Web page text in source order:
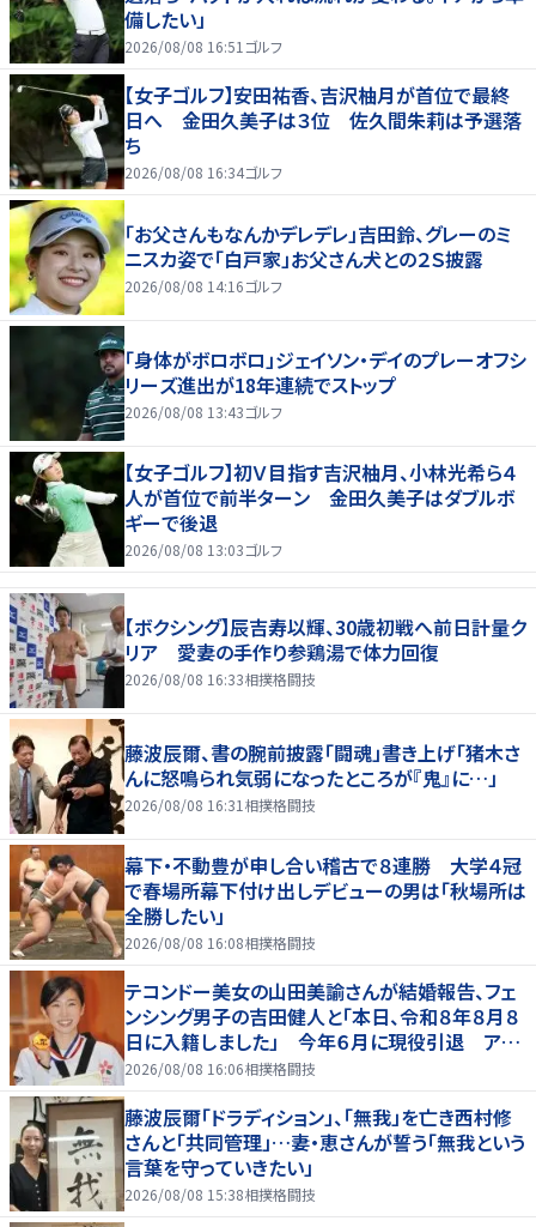
備したい」
2026/08/08 16:51 ゴルフ
【女子ゴルフ】安田祐香、吉沢柚月が首位で最終
日へ 金田久美子は３位 佐久間朱莉は予選落
ち
2026/08/08 16:34ゴルフ
「お父さんもなんかデレデレ」吉田鈴、グレーのミ
ニスカ姿で「白戸家」お父さん犬との２Ｓ披露
2026/08/08 14:16ゴルフ
「身体がボロボロ」ジェイソン・デイのプレーオフシ
リーズ進出が18年連続でストップ
2026/08/08 13:43ゴルフ
【女子ゴルフ】初Ｖ目指す吉沢柚月、小林光希ら４
人が首位で前半ターン 金田久美子はダブルボ
ギーで後退
2026/08/08 13:03ゴルフ
【ボクシング】辰吉寿以輝、30歳初戦へ前日計量ク
リア 愛妻の手作り参鶏湯で体力回復
2026/08/08 16:33相撲格闘技
藤波辰爾、書の腕前披露「闘魂」書き上げ「猪木さ
んに怒鳴られ気弱になったところが『鬼』に…」
2026/08/08 16:31 相撲格闘技
幕下・不動豊が申し合い稽古で８連勝 大学４冠
で春場所幕下付け出しデビューの男は「秋場所は
全勝したい」
2026/08/08 16:08相撲格闘技
テコンドー美女の山田美諭さんが結婚報告、フェ
ンシング男子の吉田健人と「本日、令和８年８月８
日に入籍しました」 今年６月に現役引退 アス
リート仲間からも祝福の声
2026/08/08 16:06相撲格闘技
藤波辰爾「ドラディション」、「無我」を亡き西村修
さんと「共同管理」…妻・恵さんが誓う「無我という
言葉を守っていきたい」
2026/08/08 15:38相撲格闘技